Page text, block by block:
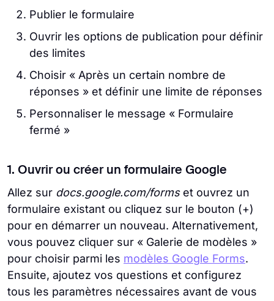
Publier le formulaire
Ouvrir les options de publication pour définir
des limites
Choisir « Après un certain nombre de
réponses » et définir une limite de réponses
Personnaliser le message « Formulaire
fermé »
1. Ouvrir ou créer un formulaire Google
Allez sur docs.google.com/formset ouvrez un
formulaire existant ou cliquez sur le bouton (+)
pour en démarrer un nouveau. Alternativement,
vous pouvez cliquer sur « Galerie de modèles »
pour choisir parmi les modèles Google Forms.
Ensuite, ajoutez vos questions et configurez
tous les paramètres nécessaires avant de vous